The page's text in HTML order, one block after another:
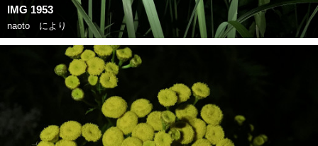
IMG 1953
naoto により